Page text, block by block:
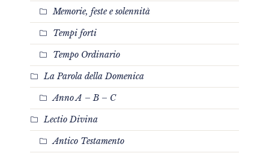
Memorie, feste e solennità
Tempi forti
Tempo Ordinario
La Parola della Domenica
Anno A – B – C
Lectio Divina
Antico Testamento